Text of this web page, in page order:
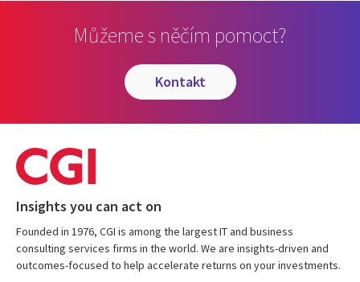
Můžeme s něčím pomoct?
kontakt
Insights you can act on
Founded in 1976, CGI is among the largest IT and business
consulting services firms in the world. We are insights-driven and
outcomes-focused to help accelerate returns on your investments.